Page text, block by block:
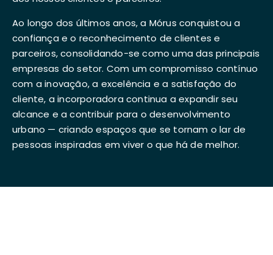
Ao longo dos últimos anos, a Mórus conquistou a
confiança e o reconhecimento de clientes e
parceiros, consolidando-se como uma das principais
empresas do setor. Com um compromisso contínuo
com a inovação, a excelência e a satisfação do
cliente, a incorporadora continua a expandir seu
alcance e a contribuir para o desenvolvimento
urbano — criando espaços que se tornam o lar de
pessoas inspiradas em viver o que há de melhor.